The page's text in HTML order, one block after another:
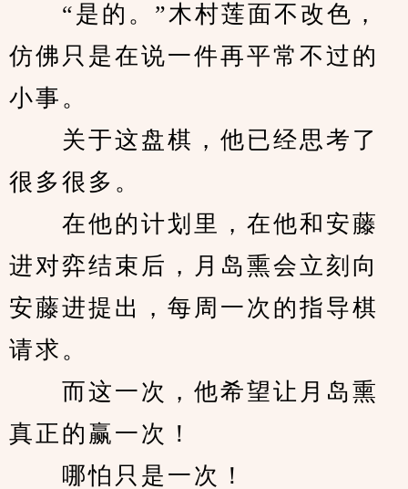
“是的。”木村莲面不改色，
仿佛只是在说一件再平常不过的
小事。
关于这盘棋，他已经思考了
很多很多。
在他的计划里，在他和安藤
进对弈结束后，月岛熏会立刻向
安藤进提出，每周一次的指导棋
请求。
而这一次，他希望让月岛熏
真正的赢一次！
哪怕只是一次！